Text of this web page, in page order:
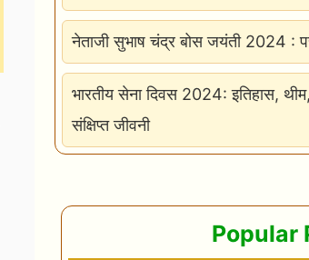
नेताजी सुभाष चंद्र बोस जयंती 2024 :
भारतीय सेना दिवस 2024: इतिहास,
संक्षिप्त जीवनी
Popular